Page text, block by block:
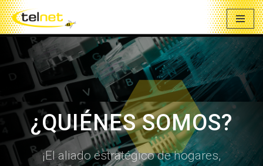
Saltar
al
contenido
¿QUIÉNES SOMOS?
¡El aliado estratégico de hogares,